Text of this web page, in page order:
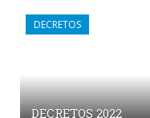
DECRETOS
DECRETOS 2022